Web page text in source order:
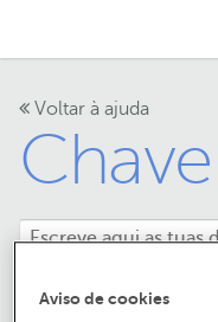
Voltar à ajuda
Aviso de cookies